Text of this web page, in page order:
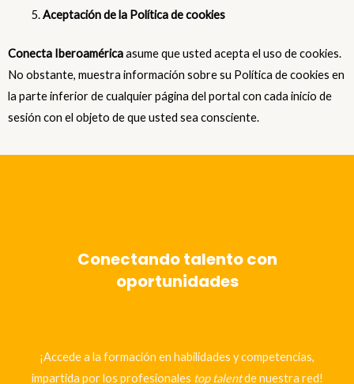
Aceptación de la Política de cookies
Conecta Iberoaméricaasume que usted acepta el uso de cookies.
No obstante, muestra información sobre su Política de cookies en
la parte inferior de cualquier página del portal con cada inicio de
sesión con el objeto de que usted sea consciente.
Conectando talento con
oportunidades
¡Accede a la formación en habilidades y competencias,
impartida por los profesionales top talentde nuestra red!